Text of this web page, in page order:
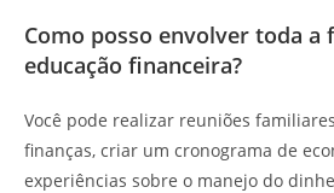
Como posso envolver toda a
educação financeira?
Você pode realizar reuniões
finanças, criar um cronograma de
experiências sobre o manejo do